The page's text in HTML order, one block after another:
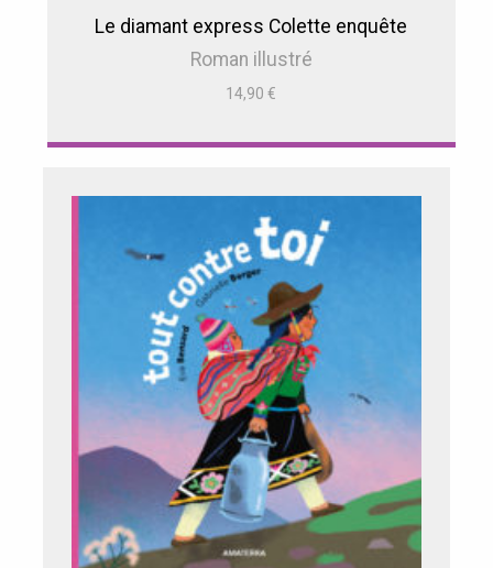
Le diamant express Colette enquête
Roman illustré
14,90€